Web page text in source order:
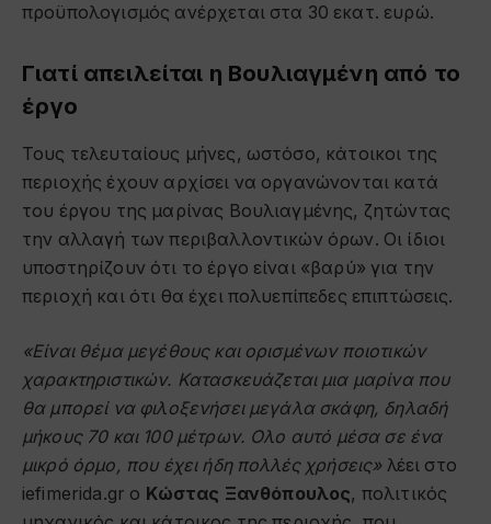
προϋπολογισμός ανέρχεται στα 30 εκατ. ευρώ.
Γιατί απειλείται η Βουλιαγμένη από το
έργο
Τους τελευταίους μήνες, ωστόσο, κάτοικοι της
περιοχής έχουν αρχίσει να οργανώνονται κατά
του έργου της μαρίνας Βουλιαγμένης, ζητώντας
την αλλαγή των περιβαλλοντικών όρων. Οι ίδιοι
υποστηρίζουν ότι το έργο είναι «βαρύ» για την
περιοχή και ότι θα έχει πολυεπίπεδες επιπτώσεις.
«Είναι θέμα μεγέθους και ορισμένων ποιοτικών
χαρακτηριστικών. Κατασκευάζεται μια μαρίνα που
θα μπορεί να φιλοξενήσει μεγάλα σκάφη, δηλαδή
μήκους 70 και 100 μέτρων. Ολο αυτό μέσα σε ένα
μικρό όρμο, που έχει ήδη πολλές χρήσεις» λέει στο
iefimerida.gr ο Κώστας Ξανθόπουλος, πολιτικός